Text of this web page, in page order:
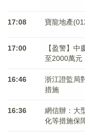
17:08 寶龍地產
17:00
【盈警】
至2000萬元
16:46
浙江證監局
措施
16:36
網信辦：大
化等措施保